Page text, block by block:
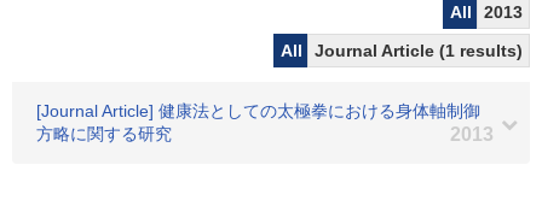
All
2013
All
Journal Article (1 results)
[Journal Article] 健康法としての太極拳における身体軸制御
方略に関する研究
2013